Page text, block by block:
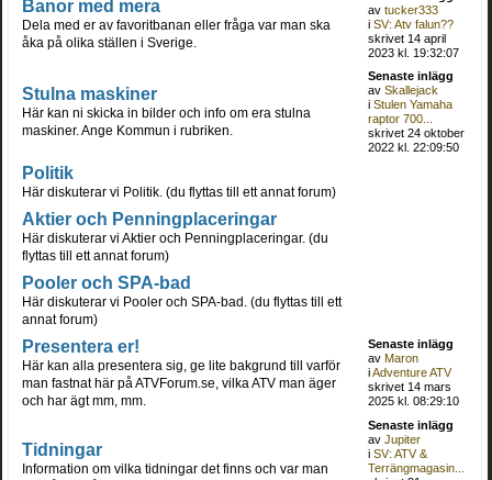
Banor med mera
Dela med er av favoritbanan eller fråga var man ska
åka på olika ställen i Sverige.
avtucker333
iSV: Atv falun??
skrivet 14 april
2023 kl. 19:32:07
Stulna maskiner
Här kan ni skicka in bilder och info om era stulna
maskiner. Ange Kommun i rubriken.
Senaste inlägg
avSkallejack
iStulen Yamaha
raptor 700...
skrivet 24 oktober
2022 kl. 22:09:50
Politik
Här diskuterar vi Politik. (du flyttas till ett annat forum)
Aktier och Penningplaceringar
Här diskuterar vi Aktier och Penningplaceringar. (du
flyttas till ett annat forum)
Pooler och SPA-bad
Här diskuterar vi Pooler och SPA-bad. (du flyttas till ett
annat forum)
Presentera er!
Här kan alla presentera sig, ge lite bakgrund till varför
man fastnat här på ATVForum.se, vilka ATV man äger
och har ägt mm, mm.
Senaste inlägg
avMaron
iAdventure ATV
skrivet 14 mars
2025 kl. 08:29:10
Tidningar
Information om vilka tidningar det finns och var man
Senaste inlägg
avJupiter
iSV: ATV &
Terrängmagasin...